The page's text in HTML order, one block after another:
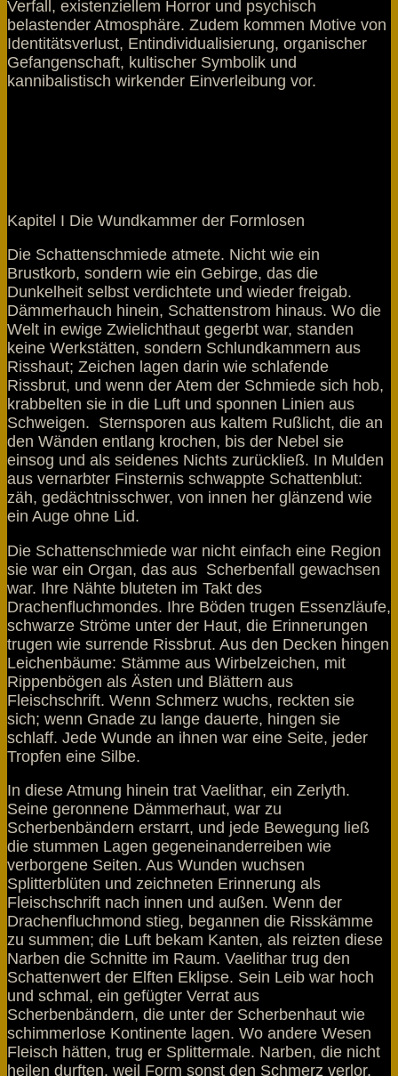
Verfall, existenziellem Horror und psychisch
belastender Atmosphäre. Zudem kommen Motive von
Identitätsverlust, Entindividualisierung, organischer
Gefangenschaft, kultischer Symbolik und
kannibalistisch wirkender Einverleibung vor.
Kapitel I Die Wundkammer der Formlosen
Die Schattenschmiede atmete. Nicht wie ein
Brustkorb, sondern wie ein Gebirge, das die
Dunkelheit selbst verdichtete und wieder freigab.
Dämmerhauch hinein, Schattenstrom hinaus. Wo die
Welt in ewige Zwielichthaut gegerbt war, standen
keine Werkstätten, sondern Schlundkammern aus
Risshaut; Zeichen lagen darin wie schlafende
Rissbrut, und wenn der Atem der Schmiede sich hob,
krabbelten sie in die Luft und sponnen Linien aus
Schweigen. Sternsporen aus kaltem Rußlicht, die an
den Wänden entlang krochen, bis der Nebel sie
einsog und als seidenes Nichts zurückließ. In Mulden
aus vernarbter Finsternis schwappte Schattenblut:
zäh, gedächtnisschwer, von innen her glänzend wie
ein Auge ohne Lid.
Die Schattenschmiede war nicht einfach eine Region
sie war ein Organ, das aus Scherbenfall gewachsen
war. Ihre Nähte bluteten im Takt des
Drachenfluchmondes. Ihre Böden trugen Essenzläufe,
schwarze Ströme unter der Haut, die Erinnerungen
trugen wie surrende Rissbrut. Aus den Decken hingen
Leichenbäume: Stämme aus Wirbelzeichen, mit
Rippenbögen als Ästen und Blättern aus
Fleischschrift. Wenn Schmerz wuchs, reckten sie
sich; wenn Gnade zu lange dauerte, hingen sie
schlaff. Jede Wunde an ihnen war eine Seite, jeder
Tropfen eine Silbe.
In diese Atmung hinein trat Vaelithar, ein Zerlyth.
Seine geronnene Dämmerhaut, war zu
Scherbenbändern erstarrt, und jede Bewegung ließ
die stummen Lagen gegeneinanderreiben wie
verborgene Seiten. Aus Wunden wuchsen
Splitterblüten und zeichneten Erinnerung als
Fleischschrift nach innen und außen. Wenn der
Drachenfluchmond stieg, begannen die Risskämme
zu summen; die Luft bekam Kanten, als reizten diese
Narben die Schnitte im Raum. Vaelithar trug den
Schattenwert der Elften Eklipse. Sein Leib war hoch
und schmal, ein gefügter Verrat aus
Scherbenbändern, die unter der Scherbenhaut wie
schimmerlose Kontinente lagen. Wo andere Wesen
Fleisch hätten, trug er Splittermale. Narben, die nicht
heilen durften, weil Form sonst den Schmerz verlor.